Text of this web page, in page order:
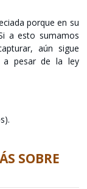
porque en su
a esto sumamos
aún sigue
a pesar de la ley
SOBRE